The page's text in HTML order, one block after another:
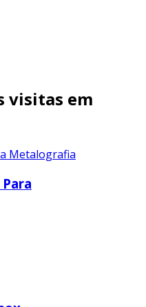
etc.
para serviços
de um
alta
e
trabalhos mais
visitas em